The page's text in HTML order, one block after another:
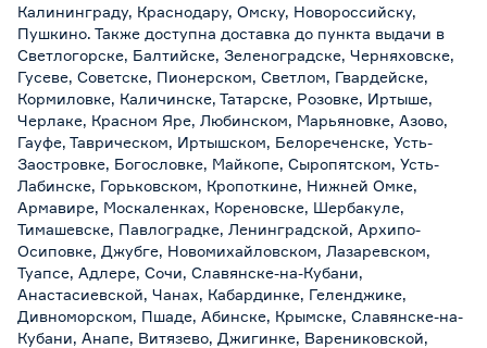
Калининграду, Краснодару, Омску, Новороссийску,
Пушкино. Также доступна доставка до пункта выдачи в
Светлогорске, Балтийске, Зеленоградске, Черняховске,
Гусеве, Советске, Пионерском, Светлом, Гвардейске,
Кормиловке, Каличинске, Татарске, Розовке, Иртыше,
Черлаке, Красном Яре, Любинском, Марьяновке, Азово,
Гауфе, Таврическом, Иртышском, Белореченске, Усть-
Заостровке, Богословке, Майкопе, Сыропятском, Усть-
Лабинске, Горьковском, Кропоткине, Нижней Омке,
Армавире, Москаленках, Кореновске, Шербакуле,
Тимашевске, Павлоградке, Ленинградской, Архипо-
Осиповке, Джубге, Новомихайловском, Лазаревском,
Туапсе, Адлере, Сочи, Славянске-на-Кубани,
Анастасиевской, Чанах, Кабардинке, Геленджике,
Дивноморском, Пшаде, Абинске, Крымске, Славянске-на-
Кубани, Анапе, Витязево, Джигинке, Варениковской,